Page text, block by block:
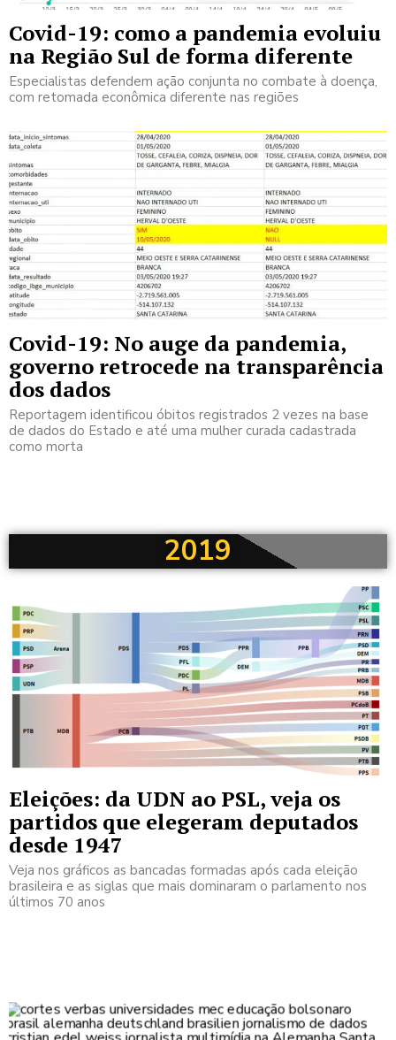
Covid-19: como a pandemia evoluiu
na Região Sul de forma diferente
Especialistas defendem ação conjunta no combate à doença,
com retomada econômica diferente nas regiões
Covid-19: No auge da pandemia,
governo retrocede na transparência
dos dados
Reportagem identificou óbitos registrados 2 vezes na base
de dados do Estado e até uma mulher curada cadastrada
como morta
2019
Eleições: da UDN ao PSL, veja os
partidos que elegeram deputados
desde 1947
Veja nos gráficos as bancadas formadas após cada eleição
brasileira e as siglas que mais dominaram o parlamento nos
últimos 70 anos